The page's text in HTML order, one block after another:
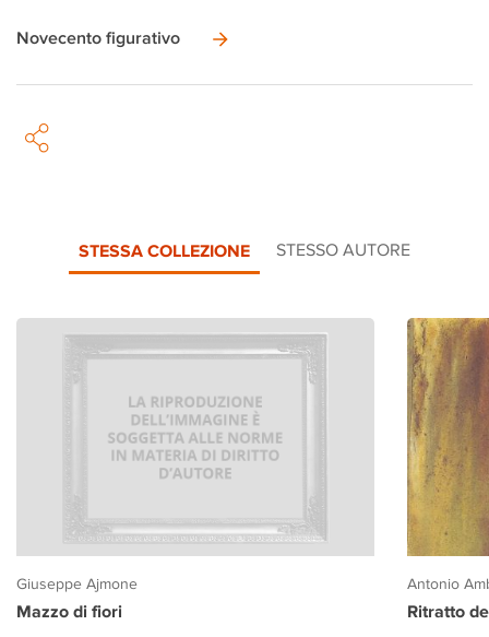
Novecento figurativo
STESSA COLLEZIONE STESSO AUTORE
Giuseppe Ajmone
Mazzo di fiori
Antonio
Ritratto